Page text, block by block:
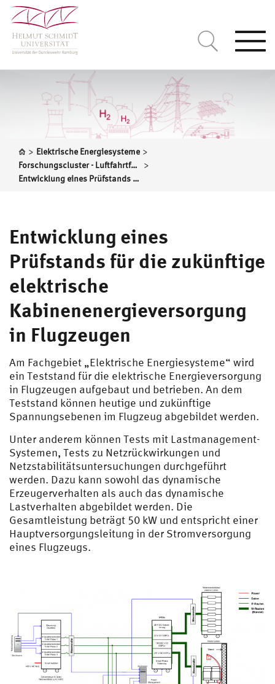
> Elektrische Energiesysteme >
Forschungscluster - Luftfahrtforschung >
Entwicklung eines Prüfstands für die zukünftige elektrische Kabinenenergieversorgung in Flugzeugen
Entwicklung eines
Prüfstands für die zukünftige
elektrische
Kabinenenergieversorgung
in Flugzeugen
Am Fachgebiet „Elektrische Energiesysteme“ wird
ein Teststand für die elektrische Energieversorgung
in Flugzeugen aufgebaut und betrieben. An dem
Teststand können heutige und zukünftige
Spannungsebenen im Flugzeug abgebildet werden.
Unter anderem können Tests mit Lastmanagement-
Systemen, Tests zu Netzrückwirkungen und
Netzstabilitätsuntersuchungen durchgeführt
werden. Dazu kann sowohl das dynamische
Erzeugerverhalten als auch das dynamische
Lastverhalten abgebildet werden. Die
Gesamtleistung beträgt 50 kW und entspricht einer
Hauptversorgungsleitung in der Stromversorgung
eines Flugzeugs.